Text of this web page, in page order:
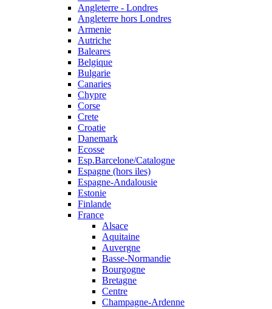
Angleterre - Londres
Angleterre hors Londres
Armenie
Autriche
Baleares
Belgique
Bulgarie
Canaries
Chypre
Corse
Crete
Croatie
Danemark
Ecosse
Esp.Barcelone/Catalogne
Espagne (hors iles)
Espagne-Andalousie
Estonie
Finlande
France
Alsace
Aquitaine
Auvergne
Basse-Normandie
Bourgogne
Bretagne
Centre
Champagne-Ardenne